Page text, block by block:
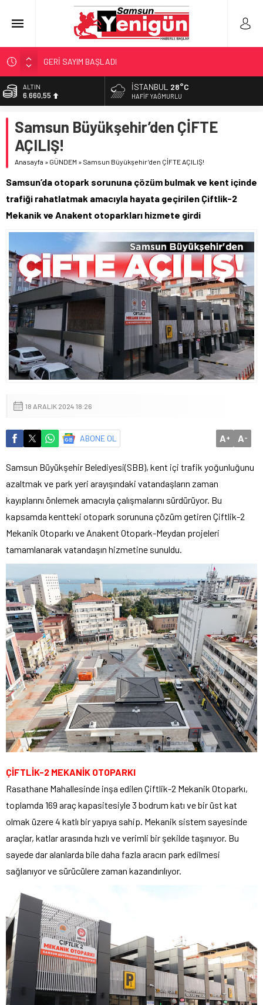
GERİ SAYIM BAŞLADI
SAMSUNSPOR’DA HEDEF 5’İNCİLİK!
‘BAFRA’YA YATIRIM YAPIN!’
YÖNETİCİ SEÇERKEN YAPILAN EN BÜYÜK HATALAR
BİST
13.779,39
47,7111
EURO
55,1881
6.660,55
İSTANBUL 28°C
HAFIF YAĞMURLU
Samsun Büyükşehir’den ÇİFTE
AÇILIŞ!
Anasayfa » GÜNDEM » Samsun Büyükşehir’den ÇİFTE AÇILIŞ!
Samsun’da otopark sorununa çözüm bulmak ve kent içinde
trafiği rahatlatmak amacıyla hayata geçirilen Çiftlik-2
Mekanik ve Anakent otoparkları hizmete girdi
18 ARALIK 2024 18:26
ABONE OL A+ A-
Samsun Büyükşehir Belediyesi(SBB), kent içi trafik yoğunluğunu
azaltmak ve park yeri arayışındaki vatandaşların zaman
kayıplarını önlemek amacıyla çalışmalarını sürdürüyor. Bu
kapsamda kentteki otopark sorununa çözüm getiren Çiftlik-2
Mekanik Otoparkı ve Anakent Otopark-Meydan projeleri
tamamlanarak vatandaşın hizmetine sunuldu.
ÇİFTLİK-2 MEKANİK OTOPARKI
Rasathane Mahallesinde inşa edilen Çiftlik-2 Mekanik Otoparkı,
toplamda 169 araç kapasitesiyle 3 bodrum katı ve bir üst kat
olmak üzere 4 katlı bir yapıya sahip. Mekanik sistem sayesinde
araçlar, katlar arasında hızlı ve verimli bir şekilde taşınıyor. Bu
sayede dar alanlarda bile daha fazla aracın park edilmesi
sağlanıyor ve sürücülere zaman kazandırılıyor.